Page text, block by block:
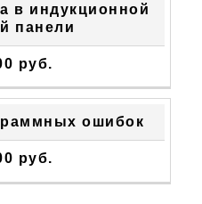
в индукционной
панели
руб.
ошибок
руб.